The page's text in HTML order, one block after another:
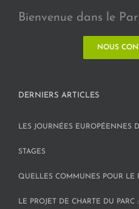
Bienvenue dans le
NOUS
DERNIERS ARTICLES
LES JOURNÉES EUROPÉENNES
STAGES
QUELLES COMMUNES POUR LE
LE PROJET DE CHARTE DU PARC